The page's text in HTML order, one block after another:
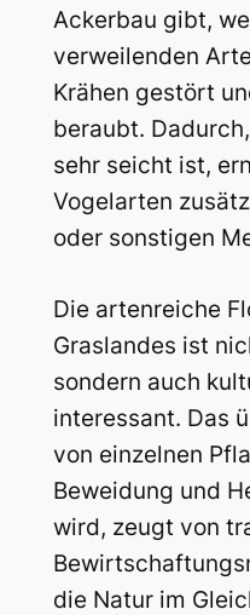
Ackerbau gibt,
verweilenden
Krähen gestört
beraubt.
sehr seicht ist,
Vogelarten
oder sonstigen
Die artenreiche
Graslandes ist
sondern auch
interessant. Das
von einzelnen
Beweidung und
wird, zeugt von
die Natur im